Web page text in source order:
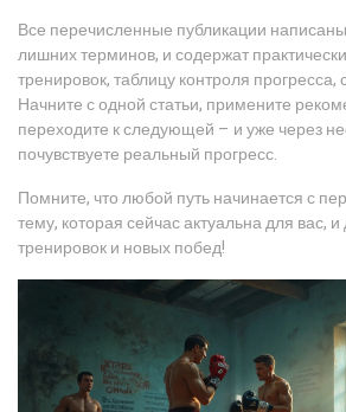
Все перечисленные публикации
лишних терминов, и содержат
тренировок, таблицу контроля
Начните с одной статьи, примените
переходите к следующей – и уже через
почувствуете реальный прогресс.
Помните, что любой путь начинается с
тему, которая сейчас актуальна для вас,
тренировок и новых побед!